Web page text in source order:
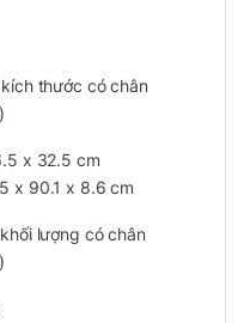
thước có chân
x 32.5 cm
x 90.1 x 8.6 cm
lượng có chân